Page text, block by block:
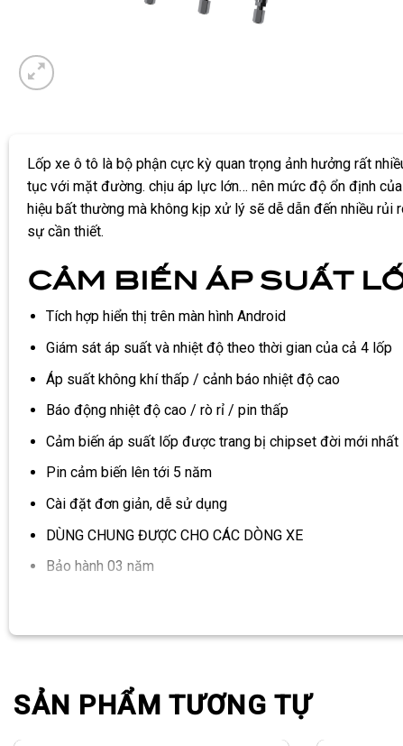
Lốp xe ô tô là bộ phận cực kỳ quan trọng ảnh hưởng rất
tục với mặt đường. chịu áp lực lớn… nên mức độ ổn định
hiệu bất thường mà không kịp xử lý sẽ dễ dẫn đến nhiều rủi
sự cần thiết.
CẢM BIẾN ÁP SUẤT
Tích hợp hiển thị trên màn hình Android
Giám sát áp suất và nhiệt độ theo thời gian của cả 4 lốp
Áp suất không khí thấp / cảnh báo nhiệt độ cao
Báo động nhiệt độ cao / rò rỉ / pin thấp
Cảm biến áp suất lốp được trang bị chipset đời mới nhất
Pin cảm biến lên tới 5 năm
Cài đặt đơn giản, dễ sử dụng
DÙNG CHUNG ĐƯỢC CHO CÁC DÒNG XE
Bảo hành 03 năm
SẢN PHẨM TƯƠNG TỰ